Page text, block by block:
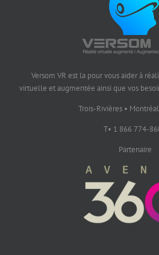
Versom VR est la pour vous aider à
virtuelle et augmentée ainsi que vos
Trois-Rivières •
T• 1 866 774-
Partenaire